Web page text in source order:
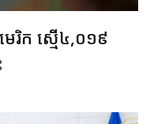
មេរិក ស្មើ៤,០១៩